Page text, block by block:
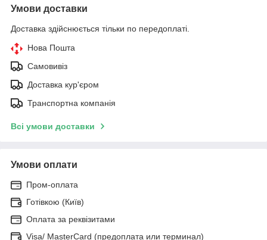
Умови доставки
Доставка здійснюється тільки по передоплаті.
Нова Пошта
Самовивіз
Доставка кур'єром
Транспортна компанія
Всі умови доставки
Умови оплати
Пром-оплата
Готівкою (Київ)
Оплата за реквізитами
Visa/ MasterCard (предоплата или терминал)